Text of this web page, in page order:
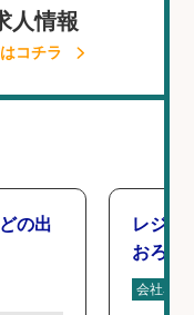
人情報
コチラ
の出
レジ打
おろし
会社名